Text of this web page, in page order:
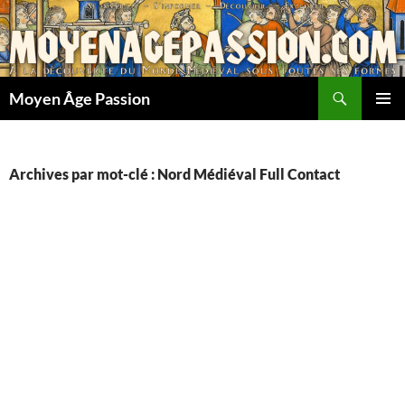
Aller
au
contenu
Moyen Âge Passion
Archives par mot-clé : Nord Médiéval Full Contact